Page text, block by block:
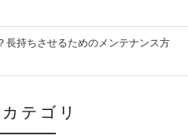
長持ちさせるためのメンテナンス方
テゴリ